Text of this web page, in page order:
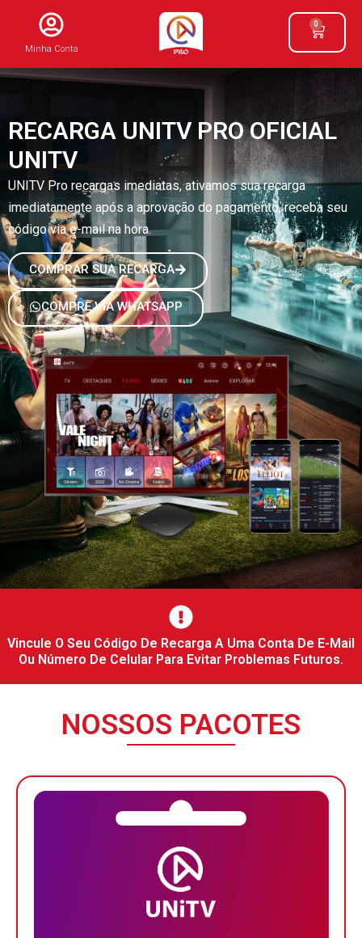
Minha Conta
0
RECARGA UNITV PRO OFICIAL
UNITV
UNITV Pro recargas imediatas, ativamos sua recarga
imediatamente após a aprovação do pagamento, receba seu
código via e-mail na hora.
COMPRAR SUA RECARGA
COMPRE VIA WHATSAPP
Vincule O Seu Código De Recarga A Uma Conta De E-Mail
Ou Número De Celular Para Evitar Problemas Futuros.
NOSSOS PACOTES